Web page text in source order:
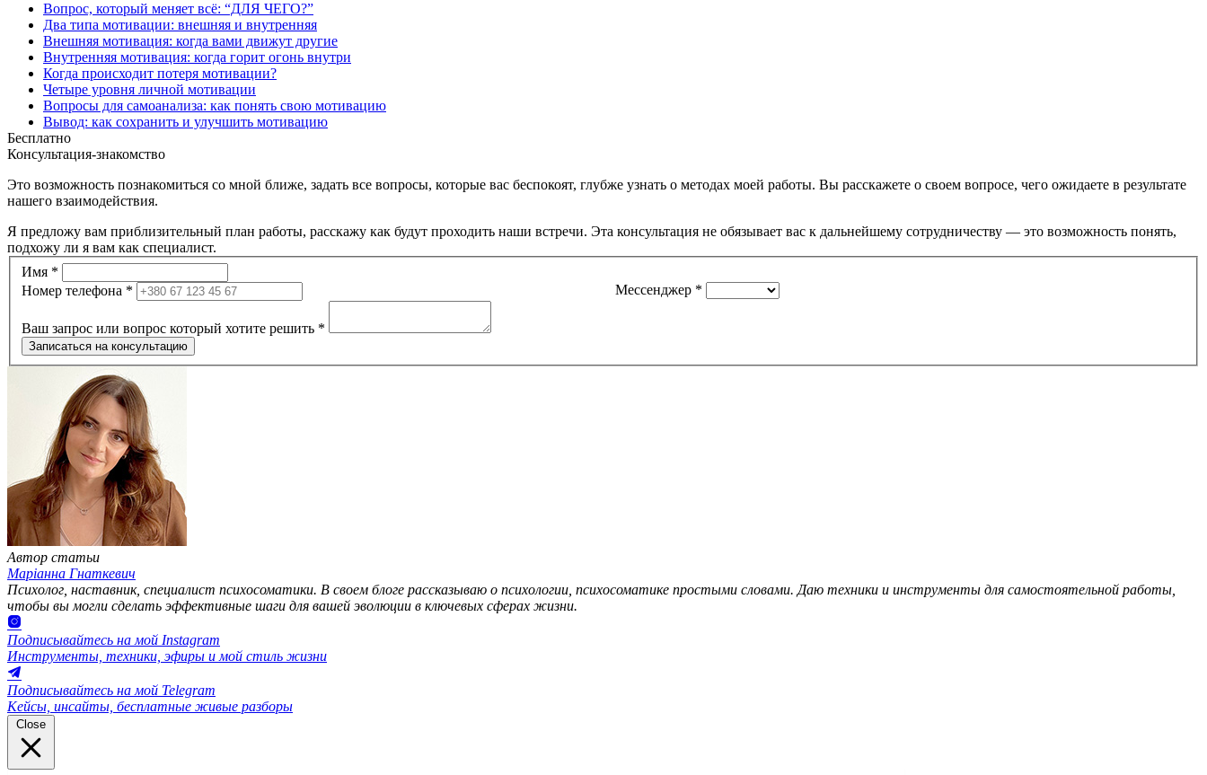
Вопрос, который меняет всё: “ДЛЯ ЧЕГО?”
Два типа мотивации: внешняя и внутренняя
Внешняя мотивация: когда вами движут другие
Внутренняя мотивация: когда горит огонь внутри
Когда происходит потеря мотивации?
Четыре уровня личной мотивации
Вопросы для самоанализа: как понять свою мотивацию
Вывод: как сохранить и улучшить мотивацию
Бесплатно
Консультация-знакомство
Это возможность познакомиться со мной ближе, задать все вопросы, которые вас беспокоят, глубже узнать о методах моей работы. Вы расскажете о своем вопросе, чего ожидаете в результате
нашего взаимодействия.
Я предложу вам приблизительный план работы, расскажу как будут проходить наши встречи. Эта консультация не обязывает вас к дальнейшему сотрудничеству — это возможность понять,
подхожу ли я вам как специалист.
Запис
на
консультацію
Имя *
Номер телефона * Мессенджер *
Ваш запрос или вопрос который хотите решить *
Записаться на консультацию
Автор статьи
Маріанна Гнаткевич
Психолог, наставник, специалист психосоматики. В своем блоге рассказываю о психологии, психосоматике простыми словами. Даю техники и инструменты для самостоятельной работы,
чтобы вы могли сделать эффективные шаги для вашей эволюции в ключевых сферах жизни.
Подписывайтесь на мой Instagram
Инструменты, техники, эфиры и мой стиль жизни
Подписывайтесь на мой Telegram
Кейсы, инсайты, бесплатные живые разборы
Close